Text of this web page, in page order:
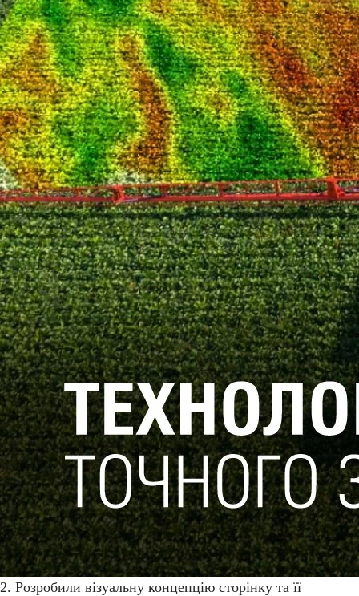
2. Розробили візуальну концепцію сторінку та її